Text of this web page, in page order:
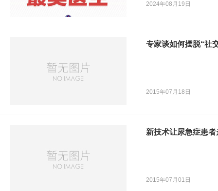
2024年08月19日
专家谈如何摆脱“社
2015年07月18日
新技术让尿急症患
2015年07月01日